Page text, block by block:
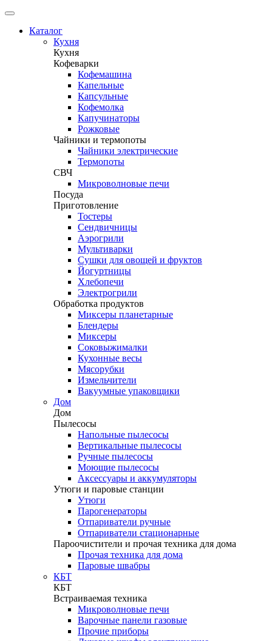
Каталог
Кухня
Кухня
Кофеварки
Кофемашина
Капельные
Капсульные
Кофемолка
Капучинаторы
Рожковые
Чайники и термопоты
Чайники электрические
Термопоты
СВЧ
Микроволновые печи
Посуда
Приготовление
Тостеры
Сендвичницы
Аэрогрили
Мультиварки
Сушки для овощей и фруктов
Йогуртницы
Хлебопечи
Электрогрили
Обработка продуктов
Миксеры планетарные
Блендеры
Миксеры
Соковыжималки
Кухонные весы
Мясорубки
Измельчители
Вакуумные упаковщики
Дом
Дом
Пылесосы
Напольные пылесосы
Вертикальные пылесосы
Ручные пылесосы
Моющие пылесосы
Аксессуары и аккумуляторы
Утюги и паровые станции
Утюги
Парогенераторы
Отпариватели ручные
Отпариватели стационарные
Пароочистители и прочая техника для дома
Прочая техника для дома
Паровые швабры
КБТ
КБТ
Встраиваемая техника
Микроволновые печи
Варочные панели газовые
Прочие приборы